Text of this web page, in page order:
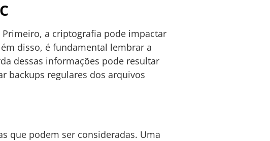
a criptografia pode impactar
disso, é fundamental lembrar a
dessas informações pode resultar
backups regulares dos arquivos
que podem ser consideradas. Uma